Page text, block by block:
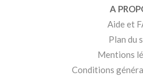
A
Aide et
Plan du
Mentions
Conditions